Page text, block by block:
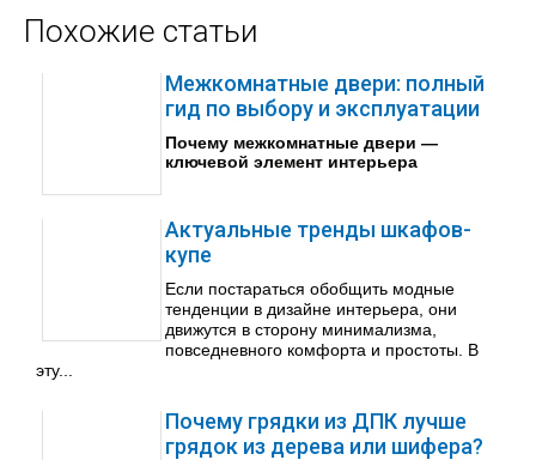
Похожие статьи
Межкомнатные двери: полный
гид по выбору и эксплуатации
Почему межкомнатные двери —
ключевой элемент интерьера
Актуальные тренды шкафов-
купе
Если постараться обобщить модные
тенденции в дизайне интерьера, они
движутся в сторону минимализма,
повседневного комфорта и простоты. В
эту...
Почему грядки из ДПК лучше
грядок из дерева или шифера?